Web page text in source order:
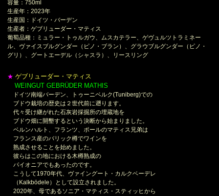
容量：750ml
生産年：2023年
生産国：ドイツ・バーデン
生産者：ゲブリューダー・マティス
葡萄品種：ミュラー・トゥルガウ、ムスカテラー、ゲヴュルツトラミネー
ル、ヴァイスブルグンダー（ピノ・ブラン）、グラウブルグンダー（ピノ・
グリ）、グートエーデル（シャスラ）、リースリング
★ ゲブリューダー・マティス
WEINGUT GEBRÜDER MATHIS
ドイツ南端バーデン、トゥーニベルク(Tuniberg)での
ブドウ栽培の歴史は２世代前に遡ります。
代々受け継がれた石灰岩採掘所の埋蔵地を
ブドウ畑に開墾するという決断から始まりました。
ベルンハルト、フランツ、ポールのマティス兄弟は
フランス産のバリック樽でワインを
熟成させることを始めました。
彼らはこの地における木樽熟成の
パイオニアでもあったのです。
こうして1970年代、ヴァイングート・カルクベーデレ
（Kalkbödele）として設立されました。
2020年、母であるソニア・マティス・スティッヒから